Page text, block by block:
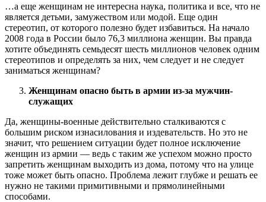
…а еще женщинам не интересна наука, политика и все, что не
является детьми, замужеством или модой. Еще один
стереотип, от которого полезно будет избавиться. На начало
2008 года в России было 76,3 миллиона женщин. Вы правда
хотите объединять семьдесят шесть миллионов человек одним
стереотипов и определять за них, чем следует и не следует
заниматься женщинам?
Женщинам опасно быть в армии из-за мужчин-
служащих
Да, женщины-военные действительно сталкиваются с
большим риском изнасилования и издевательств. Но это не
значит, что решением ситуации будет полное исключение
женщин из армии — ведь с таким же успехом можно просто
запретить женщинам выходить из дома, потому что на улице
тоже может быть опасно. Проблема лежит глубже и решать ее
нужно не такими примитивными и прямолинейными
способами.